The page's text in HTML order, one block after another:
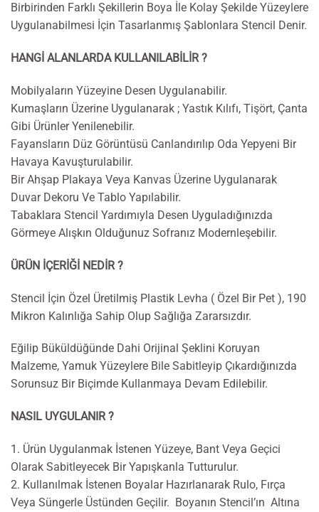
Birbirinden Farklı Şekillerin Boya İle Kolay Şekilde Yüzeylere
Uygulanabilmesi İçin Tasarlanmış Şablonlara Stencil Denir.
HANGİ ALANLARDA KULLANILABİLİR ?
Mobilyaların Yüzeyine Desen Uygulanabilir.
Kumaşların Üzerine Uygulanarak ; Yastık Kılıfı, Tişört, Çanta
Gibi Ürünler Yenilenebilir.
Fayansların Düz Görüntüsü Canlandırılıp Oda Yepyeni Bir
Havaya Kavuşturulabilir.
Bir Ahşap Plakaya Veya Kanvas Üzerine Uygulanarak
Duvar Dekoru Ve Tablo Yapılabilir.
Tabaklara Stencil Yardımıyla Desen Uyguladığınızda
Görmeye Alışkın Olduğunuz Sofranız Modernleşebilir.
ÜRÜN İÇERİĞİ NEDİR ?
Stencil İçin Özel Üretilmiş Plastik Levha ( Özel Bir Pet ), 190
Mikron Kalınlığa Sahip Olup Sağlığa Zararsızdır.
Eğilip Büküldüğünde Dahi Orijinal Şeklini Koruyan
Malzeme, Yamuk Yüzeylere Bile Sabitleyip Çıkardığınızda
Sorunsuz Bir Biçimde Kullanmaya Devam Edilebilir.
NASIL UYGULANIR ?
1. Ürün Uygulanmak İstenen Yüzeye, Bant Veya Geçici
Olarak Sabitleyecek Bir Yapışkanla Tutturulur.
2. Kullanılmak İstenen Boyalar Hazırlanarak Rulo, Fırça
Veya Süngerle Üstünden Geçilir. Boyanın Stencil’ın Altına